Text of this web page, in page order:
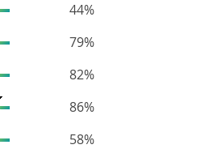
44%
79%
82%
86%
58%